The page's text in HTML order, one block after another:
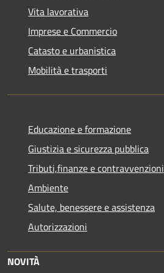
Vita lavorativa
Imprese e Commercio
Catasto e urbanistica
Mobilità e trasporti
Educazione e formazione
Giustizia e sicurezza pubblica
Tributi,finanze e contravvenzioni
Ambiente
Salute, benessere e assistenza
Autorizzazioni
NOVITÀ